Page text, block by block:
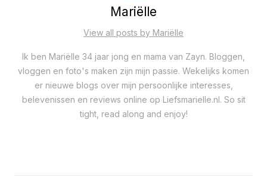
Mariëlle
View all posts by Mariëlle
Ik ben Mariëlle 34 jaar jong en mama van Zayn. Bloggen,
vloggen en foto's maken zijn mijn passie. Wekelijks komen
er nieuwe blogs over mijn persoonlijke interesses,
belevenissen en reviews online op Liefsmarielle.nl. So sit
tight, read along and enjoy!